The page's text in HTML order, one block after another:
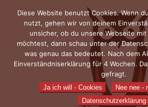
content
Diese Website benutzt Cookies. Wenn
nutzt, gehen wir von deinem
unsicher, ob du unsere Webseite
möchtest, dann schau unter der
was genau das bedeutet. Nach dem
Einverständniserklärung für 4 Wochen.
gefragt.
Ja ich will - Cookies
Nee nee -
Datenschutzerklärung